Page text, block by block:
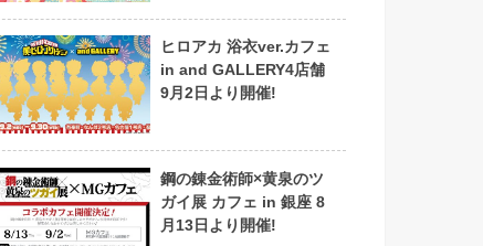
ヒロアカ 浴衣ver.カフェ
in and GALLERY4店舗
9月2日より開催!
鋼の錬金術師×黄泉のツ
ガイ展 カフェ in 銀座 8
月13日より開催!